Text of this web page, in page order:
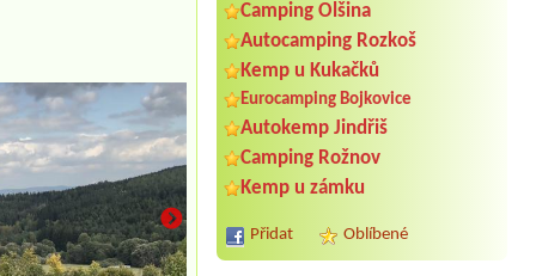
Camping Olšina
Autocamping Rozkoš
Kemp u Kukačků
Eurocamping Bojkovice
Autokemp Jindřiš
Camping Rožnov
Kemp u zámku
Přidat Oblíbené
Termín od 2026-07-31 |
Panorama Lipno
1 Stellplatz mit strom
Termín od 2026-08-01 |Kemp Oáza
2 grown ups and 1 child 10 years with